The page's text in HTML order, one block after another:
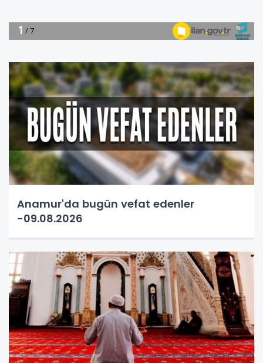
Anamur'da bugün vefat edenler
-09.08.2026